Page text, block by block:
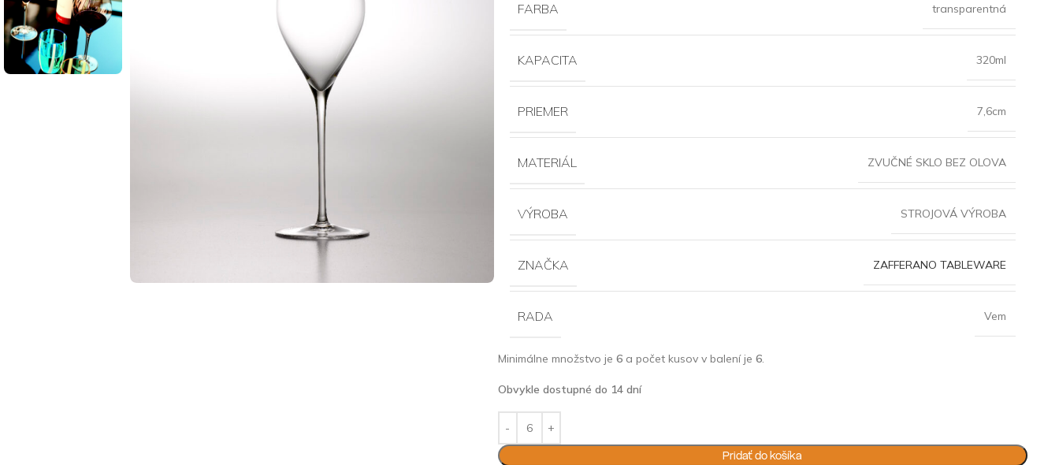
FARBA transparentná
KAPACITA 320ml
PRIEMER 7,6cm
MATERIÁL ZVUČNÉ SKLO BEZ OLOVA
VÝROBA STROJOVÁ VÝROBA
ZNAČKA ZAFFERANO TABLEWARE
RADA Vem
Minimálne množstvo je 6a počet kusov v balení je 6.
Obvykle dostupné do 14 dní
Pridať do košíka